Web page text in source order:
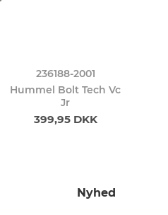
236188-2001
Hummel Bolt Tech Vc
Jr
399,95 DKK
Nyhed